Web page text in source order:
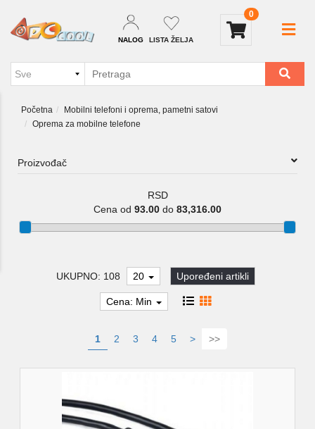
NALOG LISTA ŽELJA
0
Početna
Mobilni telefoni i oprema, pametni satovi
Oprema za mobilne telefone
Proizvođač
RSD
Cena od 93.00 do 83,316.00
UKUPNO: 108 20 Upoređeni artikli
Cena: Min
1 2 3 4 5 > >>